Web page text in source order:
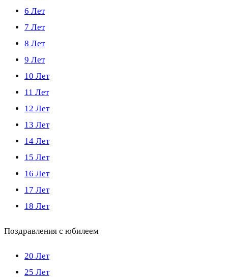
6 Лет
7 Лет
8 Лет
9 Лет
10 Лет
11 Лет
12 Лет
13 Лет
14 Лет
15 Лет
16 Лет
17 Лет
18 Лет
Поздравления с юбилеем
20 Лет
25 Лет